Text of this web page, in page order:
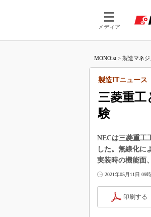
メディア
MONOist > 製造マネジ
三菱重工
験
製造ITニュース
NECは三菱重工
した。無線化に
実装時の機能面
2021年05月11日 09
印刷する